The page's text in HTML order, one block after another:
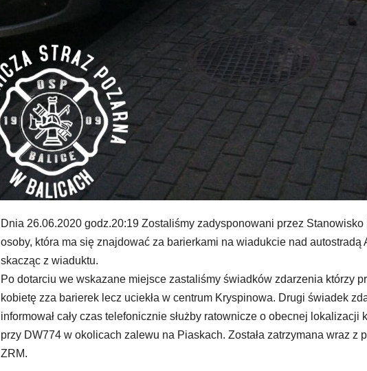
Dnia 26.06.2020 godz.20:19 Zostaliśmy zadysponowani przez
osoby, która ma się znajdować za barierkami na wiadukcie nad autostradą
skacząc z wiaduktu.
Po dotarciu we wskazane miejsce zastaliśmy świadków zdarzenia którzy
kobietę zza barierek lecz uciekła w centrum Kryspinowa. Drugi świadek
informował cały czas telefonicznie służby ratownicze o obecnej
przy DW774 w okolicach zalewu na Piaskach. Została zatrzymana wraz
ZRM.